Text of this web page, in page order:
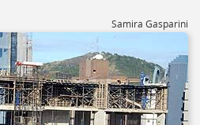
Samira Gasparini